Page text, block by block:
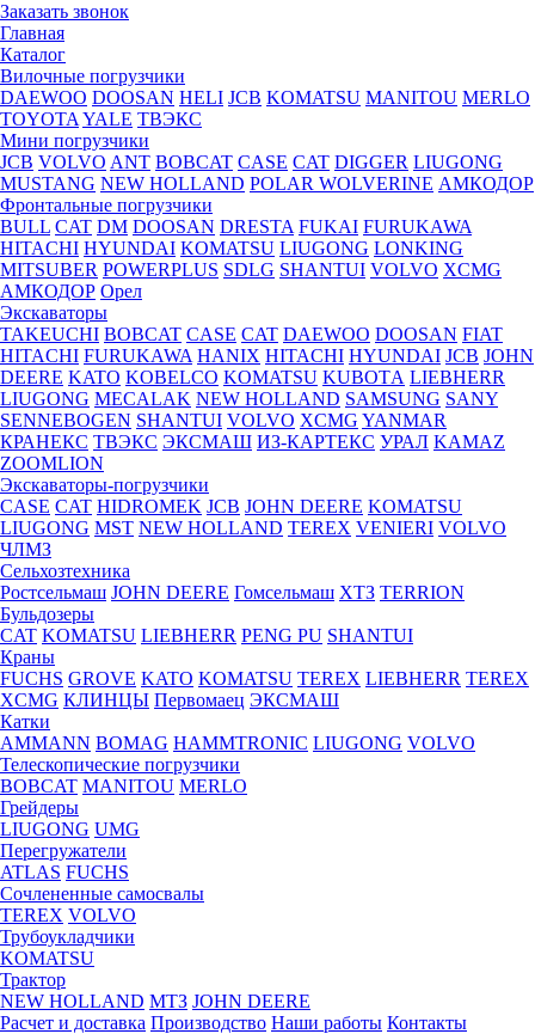
Заказать звонок
Главная
Каталог
Вилочные погрузчики
DAEWOO DOOSAN HELI JCB KOMATSU MANITOU MERLO
TOYOTA YALE ТВЭКС
Мини погрузчики
JCB VOLVO ANT BOBCAT CASE CAT DIGGER LIUGONG
MUSTANG NEW HOLLAND POLAR WOLVERINE АМКОДОР
Фронтальные погрузчики
BULL CAT DM DOOSAN DRESTA FUKAI FURUKAWA
HITACHI HYUNDAI KOMATSU LIUGONG LONKING
MITSUBER POWERPLUS SDLG SHANTUI VOLVO XCMG
АМКОДОР Орел
Экскаваторы
TAKEUCHI BOBCAT CASE CAT DAEWOO DOOSAN FIAT
HITACHI FURUKAWA HANIX HITACHI HYUNDAI JCB JOHN
DEERE KATO KOBELCO KOMATSU KUBOTА LIEBHERR
LIUGONG MECALAK NEW HOLLAND SAMSUNG SANY
SENNEBOGEN SHANTUI VOLVO XCMG YANMAR
КРАНЕКС ТВЭКС ЭКСМАШ ИЗ-КАРТЕКС УРАЛ KAMAZ
ZOOMLION
Экскаваторы-погрузчики
CASE CAT HIDROМEK JCB JOHN DEERE KOMATSU
LIUGONG MST NEW HOLLAND TEREX VENIERI VOLVO
ЧЛМЗ
Сельхозтехника
Ростсельмаш JOHN DEERE Гомсельмаш ХТЗ TERRION
Бульдозеры
CAT KOMATSU LIEBHERR PENG PU SHANTUI
Краны
FUCHS GROVE KATO KOMATSU TEREX LIEBHERR TEREX
XCMG КЛИНЦЫ Первомаец ЭКСМАШ
Катки
AMMANN BOMAG HAMMTRONIC LIUGONG VOLVO
Телескопические погрузчики
BOBCAT MANITOU MERLO
Грейдеры
LIUGONG UMG
Перегружатели
ATLAS FUCHS
Сочлененные самосвалы
TEREX VOLVO
Трубоукладчики
KOMATSU
Трактор
NEW HOLLAND МТЗ JOHN DEERE
Расчет и доставка Производство Наши работы Контакты